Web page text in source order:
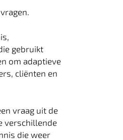
gebruikt
om adaptieve
cliënten en
vraag uit de
verschillende
die weer